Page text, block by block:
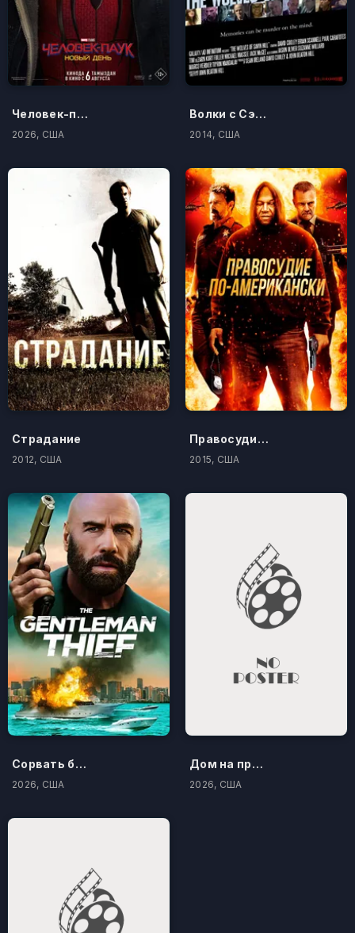
Человек-паук: Новый день
2026, США
Волки с Сэйвин-Хилл
2014, США
Страдание
2012, США
Правосудие по-американски
2015, США
Сорвать банк 3: Вор-джентльмен
2026, США
Дом на проклятом холме
2026, США